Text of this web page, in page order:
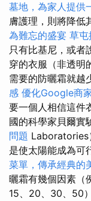
墓地，為家人提供
膚護理，則將降低
為難忘的盛宴 草屯
只有比基尼，或者
穿的衣服（非透明
需要的防曬霜就越
感 優化Google商
要一個人相信這件
國的科學家貝爾實
問題 Laboratories
是使太陽能成為可
菜單，傳承經典的
曬霜有幾個因素（
15、20、30、50